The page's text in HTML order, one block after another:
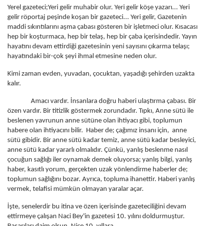
Yerel gazeteci;Yeri gelir muhabir olur. Yeri gelir köşe yazarı... Yeri
gelir röportaj peşinde koşan bir gazeteci... Yeri gelir, Gazetenin
maddi sıkıntılarını aşma çabası gösteren bir işletmeci olur. Kısacası
hep bir koşturmaca, hep bir telaş, hep bir çaba içerisindedir. Yayın
hayatını devam ettirdiği gazetesinin yeni sayısını çıkarma telaşı;
hayatındaki bir-çok şeyi ihmal etmesine neden olur.
Kimi zaman evden, yuvadan, çocuktan, yaşadığı şehirden uzakta
kalır.
Amacı vardır. İnsanlara doğru haberi ulaştırma çabası. Bir
özen vardır. Bir titizlik göstermek zorundadır. Tıpkı, Anne sütü ile
beslenen yavrunun anne sütüne olan ihtiyacı gibi, toplumun
habere olan ihtiyacını bilir. Haber de; çağımız insanı için, anne
sütü gibidir. Bir anne sütü kadar temiz, anne sütü kadar besleyici,
anne sütü kadar yararlı olmalıdır. Çünkü, yanlış beslenme nasıl
çocuğun sağlığı iler oynamak demek oluyorsa; yanlış bilgi, yanlış
haber, kasıtlı yorum, gerçekten uzak yönlendirme haberler de;
toplumun sağlığını bozar. Ayrıca, topluma ihanettir. Haberi yanlış
vermek, telafisi mümkün olmayan yaralar açar.
İşte, senelerdir bu itina ve özen içerisinde gazeteciliğini devam
ettirmeye çalışan Naci Bey'in gazetesi 10. yılını doldurmuştur.